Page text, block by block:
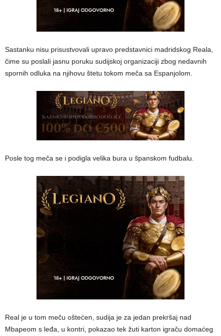
Sastanku nisu prisustvovali upravo predstavnici madridskog Reala,
čime su poslali jasnu poruku sudijskoj organizaciji zbog nedavnih
spornih odluka na njihovu štetu tokom meča sa Espanjolom.
Posle tog meča se i podigla velika bura u španskom fudbalu.
Real je u tom meču oštećen, sudija je za jedan prekršaj nad
Mbapeom s leđa, u kontri, pokazao tek žuti karton igraču domaćeg